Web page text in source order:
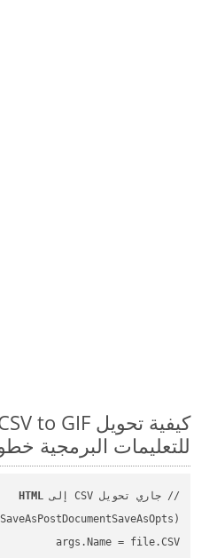
للتعليمات البرمجية
// جاري تحويل CSV إلى
HTML